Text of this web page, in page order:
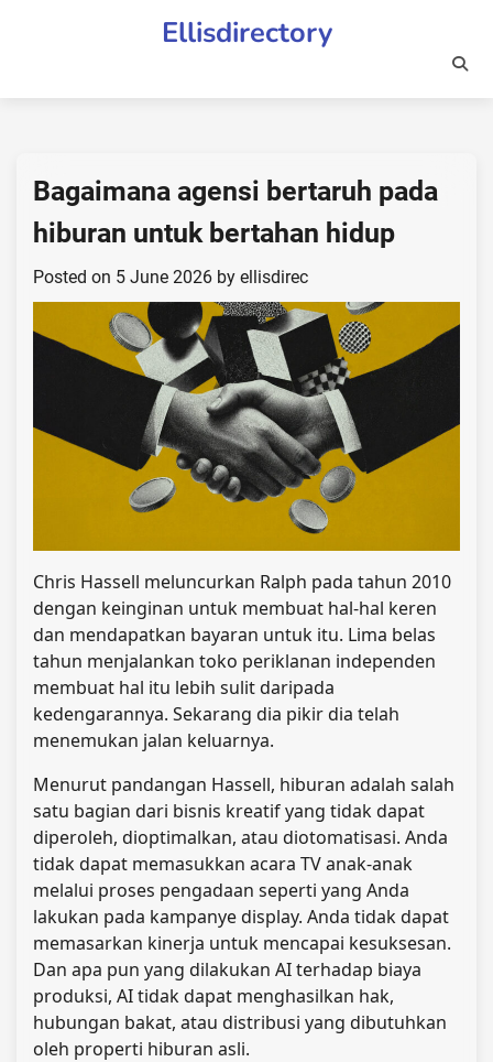
Ellisdirectory
Bagaimana agensi bertaruh pada
hiburan untuk bertahan hidup
Posted on 5 June 2026 by ellisdirec
Chris Hassell meluncurkan Ralph pada tahun 2010
dengan keinginan untuk membuat hal-hal keren
dan mendapatkan bayaran untuk itu. Lima belas
tahun menjalankan toko periklanan independen
membuat hal itu lebih sulit daripada
kedengarannya. Sekarang dia pikir dia telah
menemukan jalan keluarnya.
Menurut pandangan Hassell, hiburan adalah salah
satu bagian dari bisnis kreatif yang tidak dapat
diperoleh, dioptimalkan, atau diotomatisasi. Anda
tidak dapat memasukkan acara TV anak-anak
melalui proses pengadaan seperti yang Anda
lakukan pada kampanye display. Anda tidak dapat
memasarkan kinerja untuk mencapai kesuksesan.
Dan apa pun yang dilakukan AI terhadap biaya
produksi, AI tidak dapat menghasilkan hak,
hubungan bakat, atau distribusi yang dibutuhkan
oleh properti hiburan asli.